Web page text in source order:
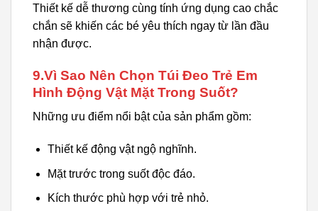
Thiết kế dễ thương cùng tính ứng dụng cao chắc
chắn sẽ khiến các bé yêu thích ngay từ lần đầu
nhận được.
9.Vì Sao Nên Chọn Túi Đeo Trẻ Em
Hình Động Vật Mặt Trong Suốt?
Những ưu điểm nổi bật của sản phẩm gồm:
Thiết kế động vật ngộ nghĩnh.
Mặt trước trong suốt độc đáo.
Kích thước phù hợp với trẻ nhỏ.